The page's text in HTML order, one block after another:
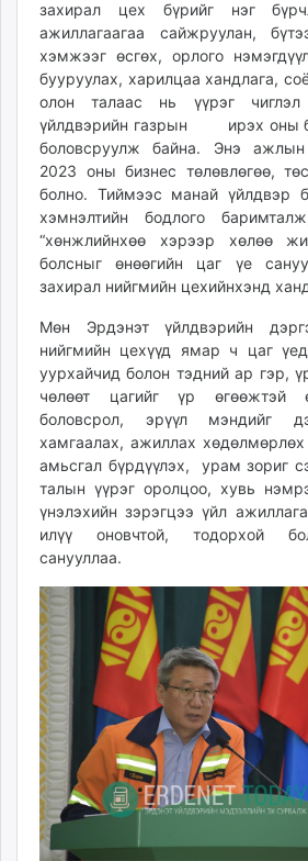
захирал цех бүрийг нэг
ажиллагаагаа сайжруулан,
хэмжээг өсгөх, орлого
бууруулах, харилцаа хандлага,
олон талаас нь үүрэг чиглэл
үйлдвэрийн газрын ирэх оны
боловсруулж байна. Энэ
2023 оны бизнес төлөвлөгөө,
болно. Тиймээс манай үйлдвэр
хэмнэлтийн бодлого
“хөнжлийнхөө хэрээр хөлөө
болсныг өнөөгийн цаг үе
захирал нийгмийн цехийнхэнд
Мөн Эрдэнэт үйлдвэрийн
нийгмийн цехүүд ямар ч цаг
уурхайчид болон тэдний ар гэр,
чөлөөт цагийг үр өгөөжтэй
боловсрол, эрүүл мэндийг
хамгаалах, ажиллах
амьсгал бүрдүүлэх, урам зориг
талын үүрэг оролцоо, хувь
үнэлэхийн зэрэгцээ үйл
илүү оновчтой, тодорхой
санууллаа.